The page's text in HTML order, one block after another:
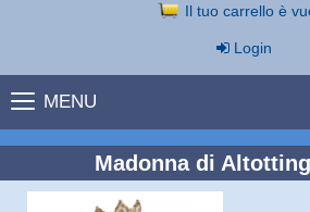
Il tuo carrello è
Login
MENU
Madonna di